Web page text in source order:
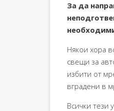
За да
Някои хора
свещи за
избити от
вградени в
Всички тези